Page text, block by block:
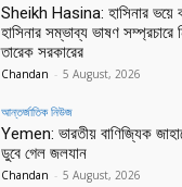
Sheikh Hasina: হাসিনার ভয়ে
হাসিনার সম্ভাব্য ভাষণ সম্প্রচারে
তারেক সরকারের
Chandan - 5 August, 2026
আন্তর্জাতিক নিউজ
Yemen: ভারতীয় বাণিজ্যিক
ডুবে গেল জলযান
Chandan - 5 August, 2026